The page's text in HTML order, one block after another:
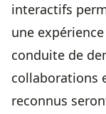
interactifs
une
conduite de
collaborations
reconnus